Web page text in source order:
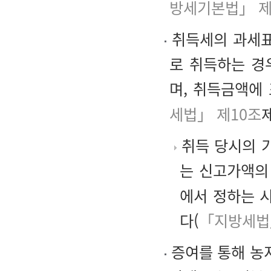
방세기본법」
취득세의 과세
로 취득하는 경
며, 취득금액에
세법」 제10조
취득 당시의
는 신고가액
에서 정하는
다( 「지방세
증여를 통해 농